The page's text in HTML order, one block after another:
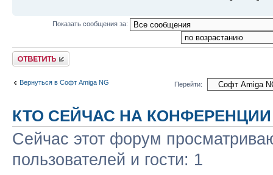
Показать сообщения за:
Ответить
Вернуться в Софт Amiga NG Перейти:
КТО СЕЙЧАС НА КОНФЕРЕНЦИИ
Сейчас этот форум
пользователей и гости: 1